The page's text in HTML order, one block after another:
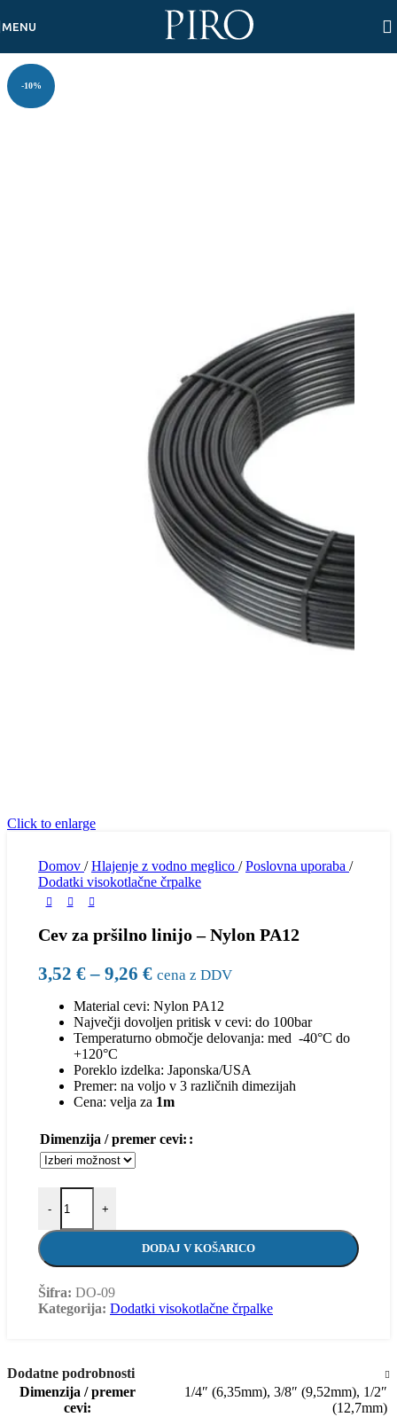
Skip to main content
MENU
-10%
Click to enlarge
Domov / Hlajenje z vodno meglico / Poslovna uporaba /
Dodatki visokotlačne črpalke
Cev za pršilno linijo – Nylon PA12
3,52 € – 9,26 € cena z DDV
Material cevi: Nylon PA12
Največji dovoljen pritisk v cevi: do 100bar
Temperaturno območje delovanja: med -40°C do
+120°C
Poreklo izdelka: Japonska/USA
Premer: na voljo v 3 različnih dimezijah
Cena: velja za 1m
Dimenzija / premer cevi:
- +
DODAJ V KOŠARICO
Šifra: DO-09
Kategorija: Dodatki visokotlačne črpalke
Dodatne podrobnosti
Dimenzija / premer
cevi:
1/4″ (6,35mm), 3/8″ (9,52mm), 1/2″
(12,7mm)